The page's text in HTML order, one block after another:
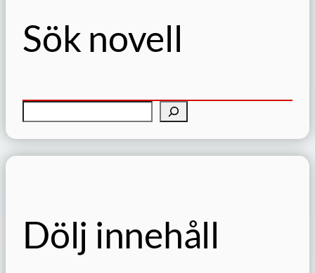
Sök novell
Dölj innehåll